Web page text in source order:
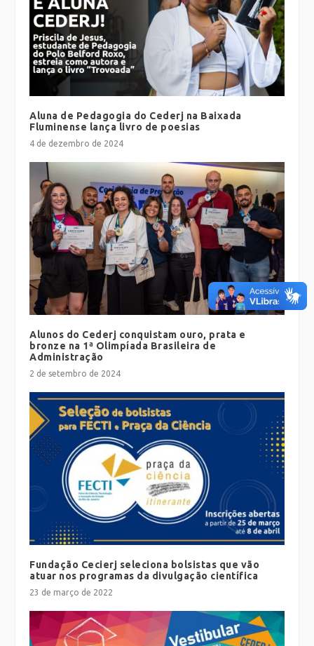
Aluna de Pedagogia do Cederj na Baixada
Fluminense lança livro de poesias
4 de dezembro de 2024
Alunos do Cederj conquistam ouro, prata e
bronze na 1ª Olimpíada Brasileira de
Administração
2 de setembro de 2024
Fundação Cecierj seleciona bolsistas que vão
atuar nos programas da divulgação científica
23 de março de 2022